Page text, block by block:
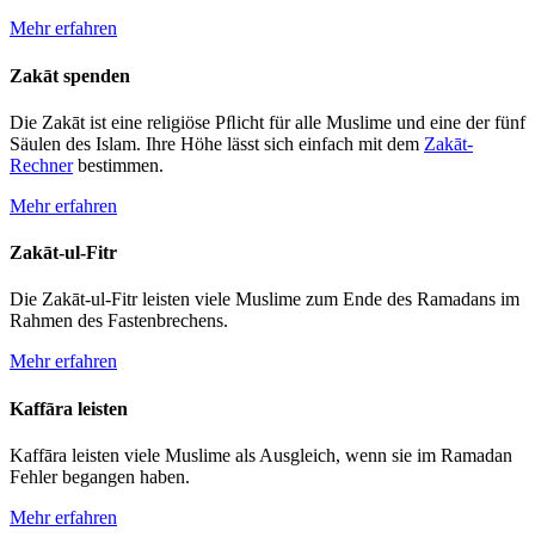
Mehr erfahren
Zakāt spenden
Die Zakāt ist eine reli­giöse Pﬂicht für alle Muslime und eine der fünf
Säulen des Islam. Ihre Höhe lässt sich einfach mit dem Zakāt-
Rechnerbestimmen.
Mehrerfahren
Zakāt-ul-Fitr
Die Zakāt-ul-Fitr leisten viele Muslime zum Ende des Ramadans im
Rahmen des Fasten­­brechens.
Mehrerfahren
Kaffāra leisten
Kaffāra leisten viele Muslime als Aus­gleich, wenn sie im Ramadan
Fehler be­gangen haben.
Mehrerfahren